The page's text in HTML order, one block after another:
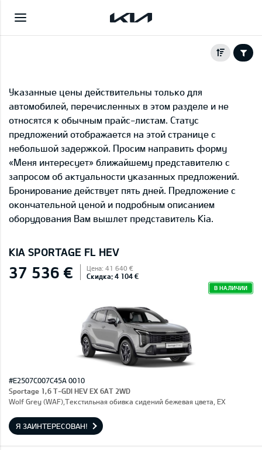
Указанные цены действительны только для
автомобилей, перечисленных в этом разделе и не
относятся к обычным прайс-листам. Статус
предложений отображается на этой странице с
небольшой задержкой. Просим направить форму
«Меня интересует» ближайшему представителю с
запросом об актуальности указанных предложений.
Бронирование действует пять дней. Предложение с
окончательной ценой и подробным описанием
оборудования Вам вышлет представитель Kia.
KIA SPORTAGE FL HEV
37 536 € Цена: 41 640 €
Скидка: 4 104 €
В НАЛИЧИИ
#E2507C007C45A 0010
Sportage 1,6 T-GDI HEV EX 6AT 2WD
Wolf Grey (WAF),Текстильная обивка сидений бежевая цвета, EX
Я ЗАИНТЕРЕСОВАН!